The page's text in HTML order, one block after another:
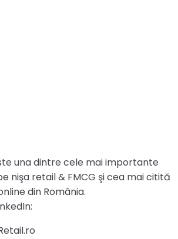
una dintre cele mai importante
nişa retail & FMCG şi cea mai citită
din România.